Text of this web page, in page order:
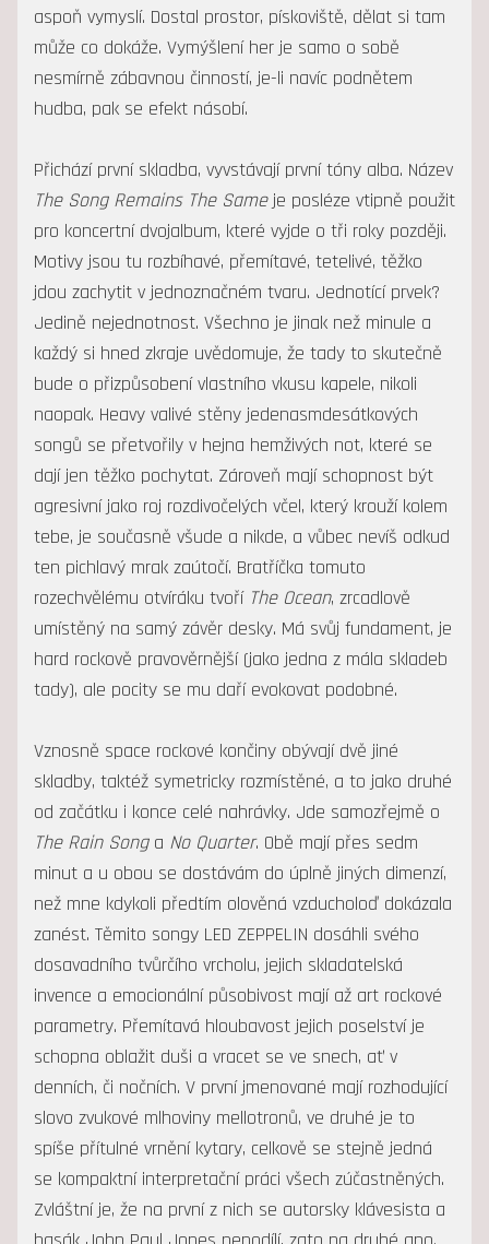
aspoň vymyslí. Dostal prostor, pískoviště, dělat si tam
může co dokáže. Vymýšlení her je samo o sobě
nesmírně zábavnou činností, je-li navíc podnětem
hudba, pak se efekt násobí.
Přichází první skladba, vyvstávají první tóny alba. Název
The Song Remains The Sameje posléze vtipně použit
pro koncertní dvojalbum, které vyjde o tři roky později.
Motivy jsou tu rozbíhavé, přemítavé, tetelivé, těžko
jdou zachytit v jednoznačném tvaru. Jednotící prvek?
Jedině nejednotnost. Všechno je jinak než minule a
každý si hned zkraje uvědomuje, že tady to skutečně
bude o přizpůsobení vlastního vkusu kapele, nikoli
naopak. Heavy valivé stěny jedenasmdesátkových
songů se přetvořily v hejna hemživých not, které se
dají jen těžko pochytat. Zároveň mají schopnost být
agresivní jako roj rozdivočelých včel, který krouží kolem
tebe, je současně všude a nikde, a vůbec nevíš odkud
ten pichlavý mrak zaútočí. Bratříčka tomuto
rozechvělému otvíráku tvoří The Ocean, zrcadlově
umístěný na samý závěr desky. Má svůj fundament, je
hard rockově pravověrnější (jako jedna z mála skladeb
tady), ale pocity se mu daří evokovat podobné.
Vznosně space rockové končiny obývají dvě jiné
skladby, taktéž symetricky rozmístěné, a to jako druhé
od začátku i konce celé nahrávky. Jde samozřejmě o
The Rain Songa No Quarter. Obě mají přes sedm
minut a u obou se dostávám do úplně jiných dimenzí,
než mne kdykoli předtím olověná vzducholoď dokázala
zanést. Těmito songy LED ZEPPELIN dosáhli svého
dosavadního tvůrčího vrcholu, jejich skladatelská
invence a emocionální působivost mají až art rockové
parametry. Přemítavá hloubavost jejich poselství je
schopna oblažit duši a vracet se ve snech, ať v
denních, či nočních. V první jmenované mají rozhodující
slovo zvukové mlhoviny mellotronů, ve druhé je to
spíše přítulné vrnění kytary, celkově se stejně jedná
se kompaktní interpretační práci všech zúčastněných.
Zvláštní je, že na první z nich se autorsky klávesista a